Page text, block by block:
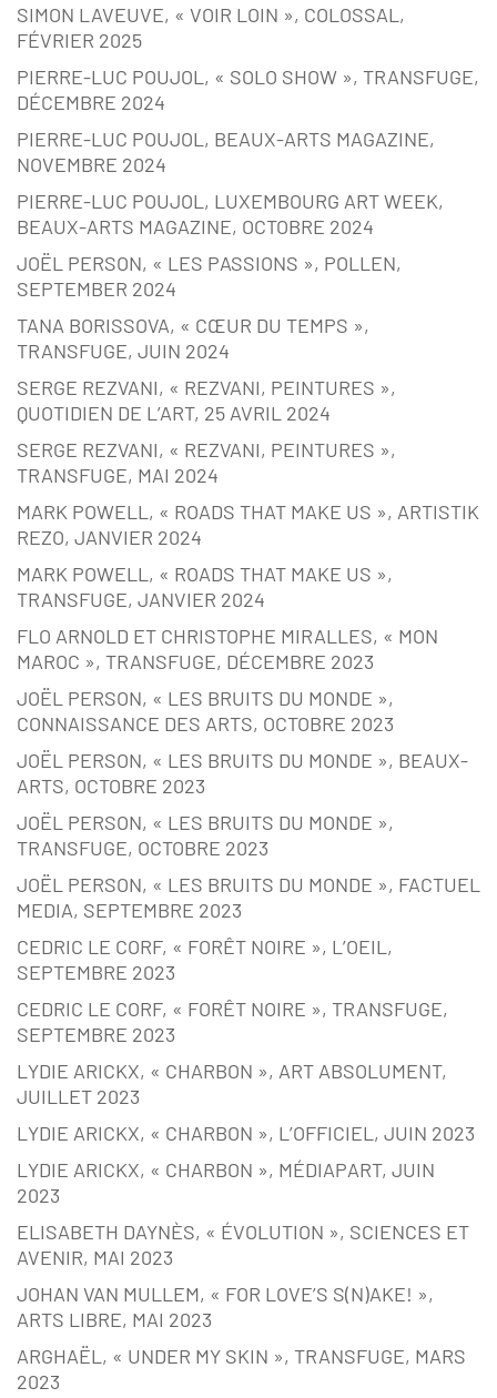
SIMON LAVEUVE, « VOIR LOIN », COLOSSAL,
FÉVRIER 2025
PIERRE-LUC POUJOL, « SOLO SHOW », TRANSFUGE,
DÉCEMBRE 2024
PIERRE-LUC POUJOL, BEAUX-ARTS MAGAZINE,
NOVEMBRE 2024
PIERRE-LUC POUJOL, LUXEMBOURG ART WEEK,
BEAUX-ARTS MAGAZINE, OCTOBRE 2024
JOËL PERSON, « LES PASSIONS », POLLEN,
SEPTEMBER 2024
TANA BORISSOVA, « CŒUR DU TEMPS »,
TRANSFUGE, JUIN 2024
SERGE REZVANI, « REZVANI, PEINTURES »,
QUOTIDIEN DE L’ART, 25 AVRIL 2024
SERGE REZVANI, « REZVANI, PEINTURES »,
TRANSFUGE, MAI 2024
MARK POWELL, « ROADS THAT MAKE US », ARTISTIK
REZO, JANVIER 2024
MARK POWELL, « ROADS THAT MAKE US »,
TRANSFUGE, JANVIER 2024
FLO ARNOLD ET CHRISTOPHE MIRALLES, « MON
MAROC », TRANSFUGE, DÉCEMBRE 2023
JOËL PERSON, « LES BRUITS DU MONDE »,
CONNAISSANCE DES ARTS, OCTOBRE 2023
JOËL PERSON, « LES BRUITS DU MONDE », BEAUX-
ARTS, OCTOBRE 2023
JOËL PERSON, « LES BRUITS DU MONDE »,
TRANSFUGE, OCTOBRE 2023
JOËL PERSON, « LES BRUITS DU MONDE », FACTUEL
MEDIA, SEPTEMBRE 2023
CEDRIC LE CORF, « FORÊT NOIRE », L’OEIL,
SEPTEMBRE 2023
CEDRIC LE CORF, « FORÊT NOIRE », TRANSFUGE,
SEPTEMBRE 2023
LYDIE ARICKX, « CHARBON », ART ABSOLUMENT,
JUILLET 2023
LYDIE ARICKX, « CHARBON », L’OFFICIEL, JUIN 2023
LYDIE ARICKX, « CHARBON », MÉDIAPART, JUIN
2023
ELISABETH DAYNÈS, « ÉVOLUTION », SCIENCES ET
AVENIR, MAI 2023
JOHAN VAN MULLEM, « FOR LOVE’S S(N)AKE! »,
ARTS LIBRE, MAI 2023
ARGHAËL, « UNDER MY SKIN », TRANSFUGE, MARS
2023